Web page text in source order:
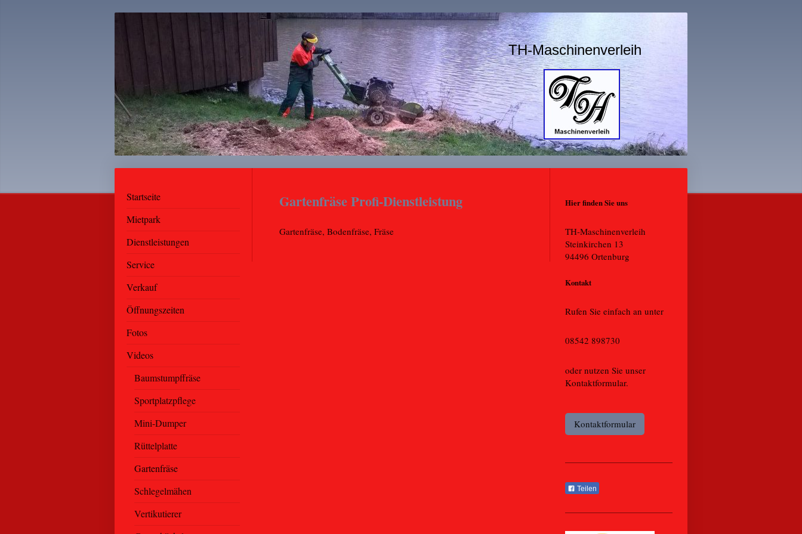
TH-Maschinenverleih
Startseite
Mietpark
Dienstleistungen
Service
Verkauf
Öffnungszeiten
Fotos
Videos
Baumstumpffräse
Sportplatzpflege
Mini-Dumper
Rüttelplatte
Gartenfräse
Schlegelmähen
Vertikutierer
Gartenfräse Profi-Dienstleistung
Gartenfräse, Bodenfräse, Fräse
Hier finden Sie uns
TH-Maschinenverleih
Steinkirchen 13
94496 Ortenburg
Kontakt
Rufen Sie einfach an unter
08542 898730
oder nutzen Sie unser
Kontaktformular.
Kontaktformular
Teilen